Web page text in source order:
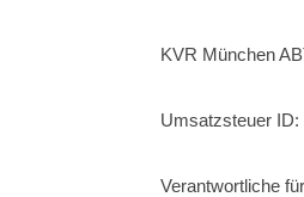
KVR München
Umsatzsteuer ID:
Verantwortliche